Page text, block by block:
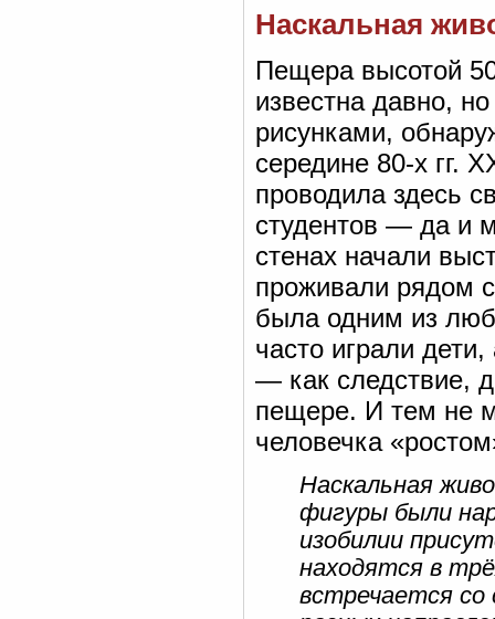
Наскальная
Пещера высотой
известна давно,
рисунками,
середине 80-х гг.
проводила здесь
студентов — да и
стенах начали
проживали рядом
была одним из
часто играли
— как следствие,
пещере. И тем не
человечка
Наскальная
фигуры были
изобилии
находятся в
встречается